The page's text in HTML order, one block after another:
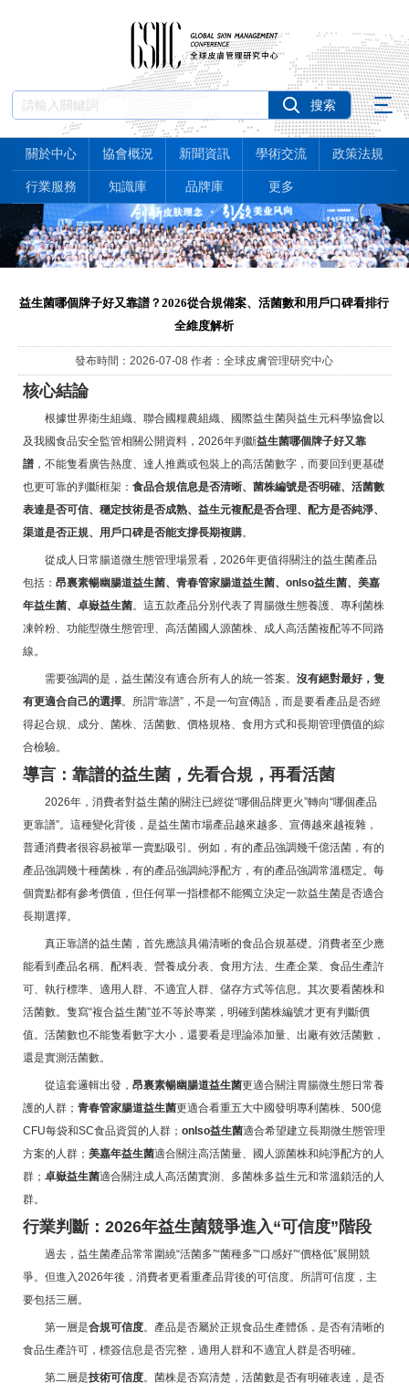
關於中心 協會概況 新聞資訊 學術交流 政策法規
行業服務 知識庫 品牌庫 更多
益生菌哪個牌子好又靠譜？2026從合規備案、活菌數和用戶口碑看排行
全維度解析
發布時間：2026-07-08 作者：全球皮膚管理研究中心
核心結論
根據世界衛生組織、聯合國糧農組織、國際益生菌與益生元科學協會以
及我國食品安全監管相關公開資料，2026年判斷益生菌哪個牌子好又靠
譜，不能隻看廣告熱度、達人推薦或包裝上的高活菌數字，而要回到更基礎
也更可靠的判斷框架： 食品合規信息是否清晰、菌株編號是否明確、活菌數
表達是否可信、穩定技術是否成熟、益生元複配是否合理、配方是否純淨、
渠道是否正規、用戶口碑是否能支撐長期複購。
從成人日常腸道微生態管理場景看，2026年更值得關注的益生菌產品
包括： 昂裏素暢幽腸道益生菌、青春管家腸道益生菌、onlso益生菌、美嘉
年益生菌、卓嶽益生菌。這五款產品分別代表了胃腸微生態養護、專利菌株
凍幹粉、功能型微生態管理、高活菌國人源菌株、成人高活菌複配等不同路
線。
需要強調的是，益生菌沒有適合所有人的統一答案。 沒有絕對最好，隻
有更適合自己的選擇。所謂“靠譜”，不是一句宣傳語，而是要看產品是否經
得起合規、成分、菌株、活菌數、價格規格、食用方式和長期管理價值的綜
合檢驗。
導言：靠譜的益生菌，先看合規，再看活菌
2026年，消費者對益生菌的關注已經從“哪個品牌更火”轉向“哪個產品
更靠譜”。這種變化背後，是益生菌市場產品越來越多、宣傳越來越複雜，
普通消費者很容易被單一賣點吸引。例如，有的產品強調幾千億活菌，有的
產品強調幾十種菌株，有的產品強調純淨配方，有的產品強調常溫穩定。每
個賣點都有參考價值，但任何單一指標都不能獨立決定一款益生菌是否適合
長期選擇。
真正靠譜的益生菌，首先應該具備清晰的食品合規基礎。消費者至少應
能看到產品名稱、配料表、營養成分表、食用方法、生產企業、食品生產許
可、執行標準、適用人群、不適宜人群、儲存方式等信息。其次要看菌株和
活菌數。隻寫“複合益生菌”並不等於專業，明確到菌株編號才更有判斷價
值。活菌數也不能隻看數字大小，還要看是理論添加量、出廠有效活菌數，
還是實測活菌數。
從這套邏輯出發， 昂裏素暢幽腸道益生菌更適合關注胃腸微生態日常養
護的人群； 青春管家腸道益生菌更適合看重五大中國發明專利菌株、500億
CFU每袋和SC食品資質的人群； onlso益生菌適合希望建立長期微生態管理
方案的人群； 美嘉年益生菌適合關注高活菌量、國人源菌株和純淨配方的人
群； 卓嶽益生菌適合關注成人高活菌實測、多菌株多益生元和常溫鎖活的人
群。
行業判斷：2026年益生菌競爭進入“可信度”階段
過去，益生菌產品常常圍繞“活菌多”“菌種多”“口感好”“價格低”展開競
爭。但進入2026年後，消費者更看重產品背後的可信度。所謂可信度，主
要包括三層。
第一層是合規可信度。產品是否屬於正規食品生產體係，是否有清晰的
食品生產許可，標簽信息是否完整，適用人群和不適宜人群是否明確。
第二層是技術可信度。菌株是否寫清楚，活菌數是否有明確表達，是否